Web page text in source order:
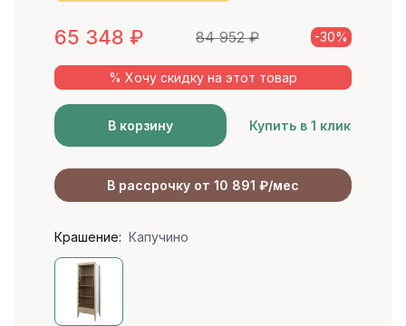
65 348 ₽ 84 952₽ -30%
% Хочу скидку на этот товар
В корзину Купить в 1 клик
В рассрочку от 10 891 ₽/мес
Крашение: Капучино